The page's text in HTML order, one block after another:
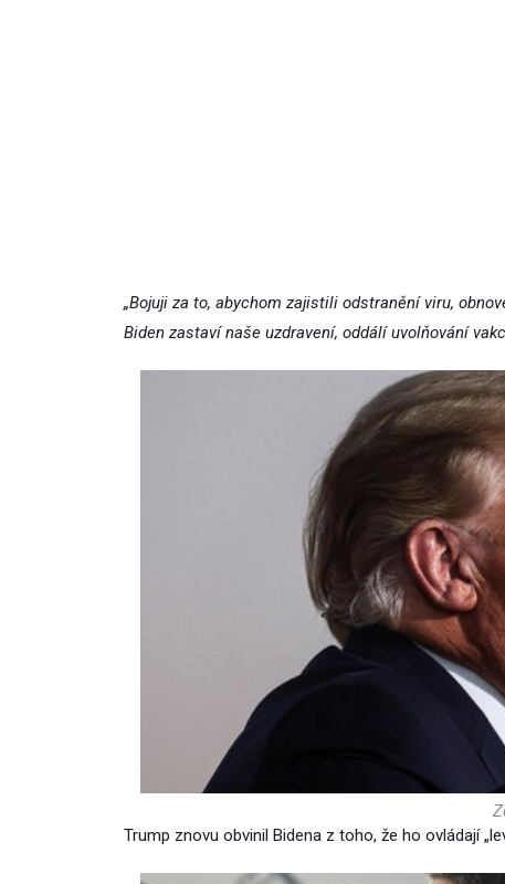
„Bojuji za to, abychom zajistili odstranění viru,
Biden zastaví naše uzdravení, oddálí uvolňování
Trump znovu obvinil Bidena z toho, že ho ovládají